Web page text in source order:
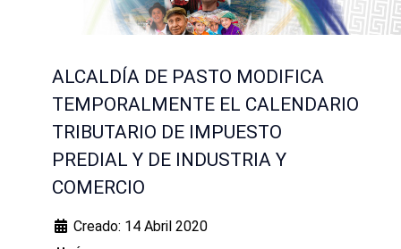
ALCALDÍA DE PASTO MODIFICA
TEMPORALMENTE EL CALENDARIO
TRIBUTARIO DE IMPUESTO
PREDIAL Y DE INDUSTRIA Y
COMERCIO
Creado: 14 Abril 2020